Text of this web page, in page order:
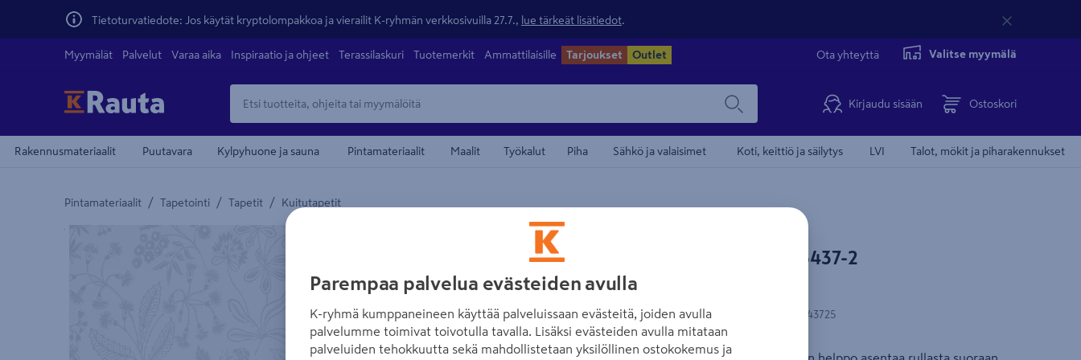
Tietoturvatiedote: Jos käytät kryptolompakkoa ja vierailit K-ryhmän verkkosivuilla 27.7., lue tärkeät lisätiedot
Myymälät Palvelut Varaa aika Inspiraatio ja ohjeet Terassilaskuri Tuotemerkit Ammattilaisille Tarjoukset Outlet Ota yhteyttä Valitse myymälä
Kirjaudu sisään Ostoskori
Rakennusmateriaalit Puutavara Kylpyhuone ja sauna Pintamateriaalit Maalit Työkalut Piha Sähkö ja valaisimet Koti, keittiö ja säilytys LVI Talot, mökit ja piharakennukset
Pintamateriaalit / Tapetointi / Tapetit / Kuitutapetit
Yksityiskohtainen kuvaus löytyy Tuotteen kuvaus -maamerkistä
Kuitutapetti Feel 4 Home 5437-2
11,20x0,53m 1 rulla
Tuotenumero: 502632225 EAN-koodi 6417271543725
Parempaa palvelua evästeiden avulla
K-ryhmä kumppaneineen käyttää palveluissaan evästeitä, joiden avulla
palvelumme toimivat toivotulla tavalla. Lisäksi evästeiden avulla mitataan
palveluiden tehokkuutta sekä mahdollistetaan yksilöllinen ostokokemus ja